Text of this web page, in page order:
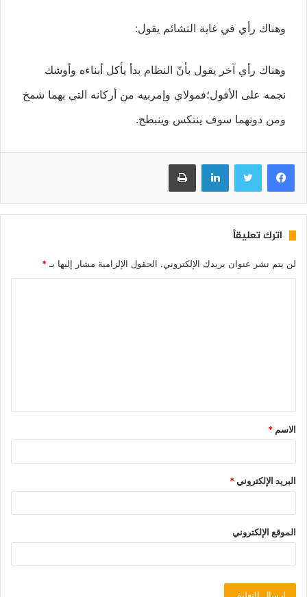
وهناك رأي في غاية التشائم يقول:
وهناك رأي آخر يقول بأنّ النظام بدأ يأكل أبناءه وأوشك
نجمه على الأفول؛فمولاي وإمربيه من أركانه التي بهما شمخ
ومن دونهما سوف ينتكس وينبطح.
فيسبوك تويتر لينكدإن طباعة
اترك تعليقاً
لن يتم نشر عنوان بريدك الإلكتروني. الحقول الإلزامية مشار إليها بـ *
الاسم *
البريد الإلكتروني*
الموقع الإلكتروني